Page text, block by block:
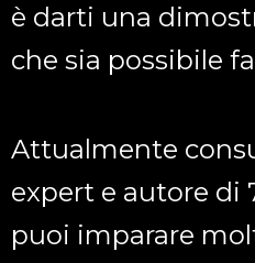
è darti una
che sia possibile
Attualmente
expert e autore di
puoi imparare